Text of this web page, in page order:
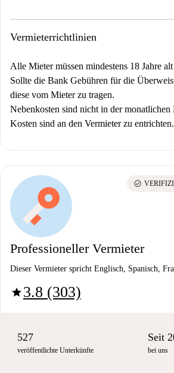
Vermieterrichtlinien
Alle Mieter müssen mindestens 18 Jahre alt
Sollte die Bank Gebühren für die
diese vom Mieter zu tragen.
Nebenkosten sind nicht in der monatlichen
Kosten sind an den Vermieter zu entrichten.
Professioneller Vermieter
Dieser Vermieter spricht Englisch, Spanisch,
star3.8 (303)
check_circle
527
veröffentlichte Unterkünfte
Seit
bei uns